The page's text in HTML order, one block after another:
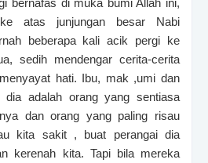
atas junjungan besar Nabi
beberapa kali acik pergi ke
sedih mendengar cerita-cerita
hati. Ibu, mak ,umi dan
dia adalah orang yang sentiasa
dan orang yang paling risau
kita sakit , buat perangai dia
kerenah kita. Tapi bila mereka